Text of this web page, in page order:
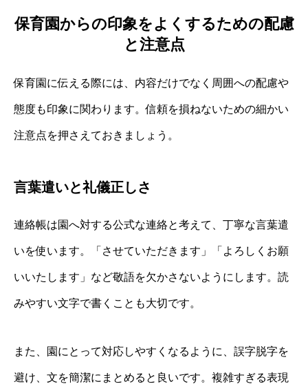
保育園からの印象をよくするための配慮
と注意点
保育園に伝える際には、内容だけでなく周囲への配慮や
態度も印象に関わります。信頼を損ねないための細かい
注意点を押さえておきましょう。
言葉遣いと礼儀正しさ
連絡帳は園へ対する公式な連絡と考えて、丁寧な言葉遣
いを使います。「させていただきます」「よろしくお願
いいたします」など敬語を欠かさないようにします。読
みやすい文字で書くことも大切です。
また、園にとって対応しやすくなるように、誤字脱字を
避け、文を簡潔にまとめると良いです。複雑すぎる表現